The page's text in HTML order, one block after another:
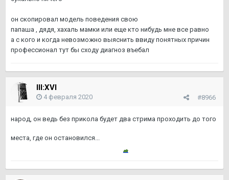
он скопировал модель поведения свою
папаша , дядя, хахаль мамки или еще кто нибудь мне все равно
а с кого и когда невозможно выяснить ввиду понятных причин
профессионал тут бы сходу диагноз въебал
III:XVI
#8966
4 февраля 2020
народ, он ведь без прикола будет два стрима проходить до того
места, где он остановился...